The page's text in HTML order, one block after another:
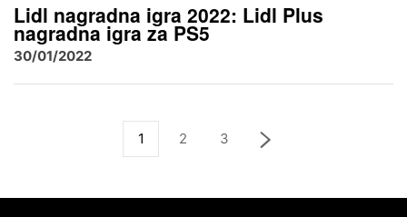
Lidl nagradna igra 2022: Lidl Plus
nagradna igra za PS5
30/01/2022
1 2 3